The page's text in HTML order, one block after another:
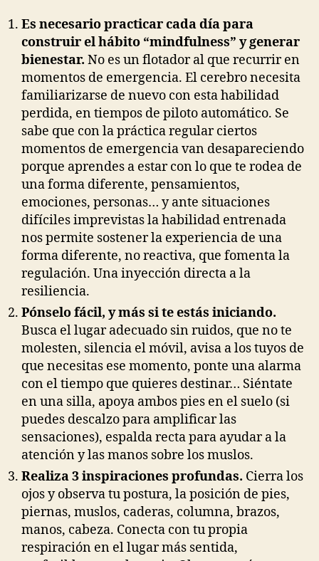
Es necesario practicar cada día para
construir el hábito “mindfulness” y generar
bienestar. No es un flotador al que recurrir en
momentos de emergencia. El cerebro necesita
familiarizarse de nuevo con esta habilidad
perdida, en tiempos de piloto automático. Se
sabe que con la práctica regular ciertos
momentos de emergencia van desapareciendo
porque aprendes a estar con lo que te rodea de
una forma diferente, pensamientos,
emociones, personas… y ante situaciones
difíciles imprevistas la habilidad entrenada
nos permite sostener la experiencia de una
forma diferente, no reactiva, que fomenta la
regulación. Una inyección directa a la
resiliencia.
Pónselo fácil, y más si te estás iniciando.
Busca el lugar adecuado sin ruidos, que no te
molesten, silencia el móvil, avisa a los tuyos de
que necesitas ese momento, ponte una alarma
con el tiempo que quieres destinar… Siéntate
en una silla, apoya ambos pies en el suelo (si
puedes descalzo para amplificar las
sensaciones), espalda recta para ayudar a la
atención y las manos sobre los muslos.
Realiza 3 inspiraciones profundas. Cierra los
ojos y observa tu postura, la posición de pies,
piernas, muslos, caderas, columna, brazos,
manos, cabeza. Conecta con tu propia
respiración en el lugar más sentida,